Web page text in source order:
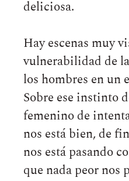
deliciosa.
Hay escenas muy
vulnerabilidad de
los hombres en un
Sobre ese instinto
femenino de
nos está bien, de
nos está pasando
que nada peor nos